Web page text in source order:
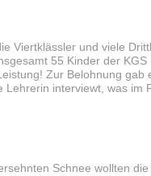
Viertklässler und viele
55 Kinder der
Zur Belohnung
Lehrerin interviewt, was im
Schnee wollten